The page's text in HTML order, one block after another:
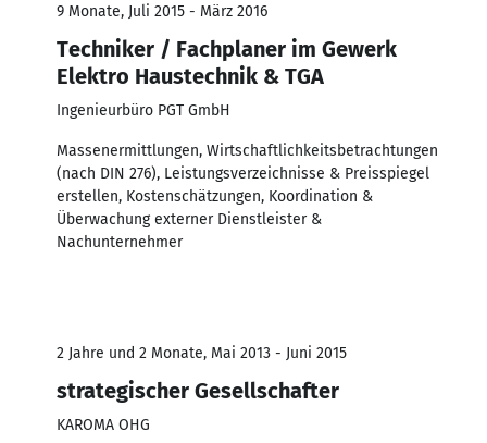
9 Monate, Juli 2015 - März 2016
Techniker / Fachplaner im Gewerk
Elektro Haustechnik & TGA
Ingenieurbüro PGT GmbH
Massenermittlungen, Wirtschaftlichkeitsbetrachtungen
(nach DIN 276), Leistungsverzeichnisse & Preisspiegel
erstellen, Kostenschätzungen, Koordination &
Überwachung externer Dienstleister &
Nachunternehmer
2 Jahre und 2 Monate, Mai 2013 - Juni 2015
strategischer Gesellschafter
KAROMA OHG